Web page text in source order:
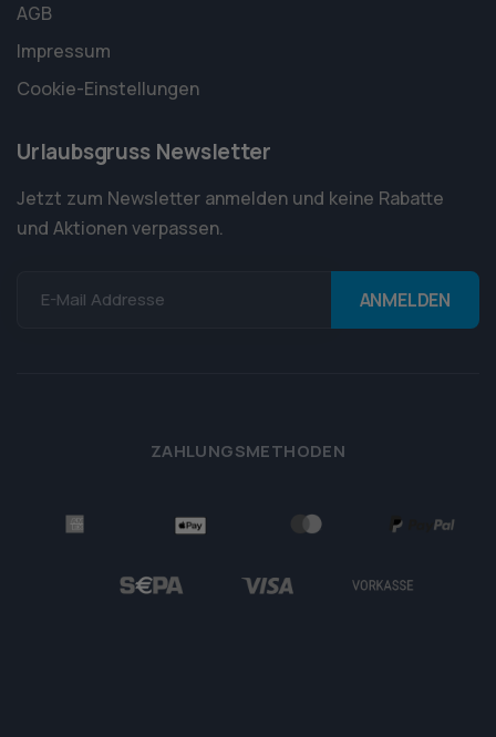
AGB
Impressum
Cookie-Einstellungen
Urlaubsgruss Newsletter
Jetzt zum Newsletter anmelden und keine Rabatte
und Aktionen verpassen.
E-Mail Addresse
ZAHLUNGSMETHODEN